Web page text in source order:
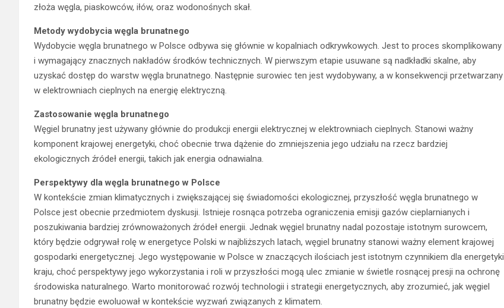
złoża węgla, piaskowców, iłów, oraz wodonośnych skał.
Metody wydobycia węgla brunatnego
Wydobycie węgla brunatnego w Polsce odbywa się głównie w kopalniach odkrywkowych. Jest to proces skomplikowany
i wymagający znacznych nakładów środków technicznych. W pierwszym etapie usuwane są nadkładki skalne, aby
uzyskać dostęp do warstw węgla brunatnego. Następnie surowiec ten jest wydobywany, a w konsekwencji przetwarzany
w elektrowniach cieplnych na energię elektryczną.
Zastosowanie węgla brunatnego
Węgiel brunatny jest używany głównie do produkcji energii elektrycznej w elektrowniach cieplnych. Stanowi ważny
komponent krajowej energetyki, choć obecnie trwa dążenie do zmniejszenia jego udziału na rzecz bardziej
ekologicznych źródeł energii, takich jak energia odnawialna.
Perspektywy dla węgla brunatnego w Polsce
W kontekście zmian klimatycznych i zwiększającej się świadomości ekologicznej, przyszłość węgla brunatnego w
Polsce jest obecnie przedmiotem dyskusji. Istnieje rosnąca potrzeba ograniczenia emisji gazów cieplarnianych i
poszukiwania bardziej zrównoważonych źródeł energii. Jednak węgiel brunatny nadal pozostaje istotnym surowcem,
który będzie odgrywał rolę w energetyce Polski w najbliższych latach, węgiel brunatny stanowi ważny element krajowej
gospodarki energetycznej. Jego występowanie w Polsce w znaczących ilościach jest istotnym czynnikiem dla energetyki
kraju, choć perspektywy jego wykorzystania i roli w przyszłości mogą ulec zmianie w świetle rosnącej presji na ochronę
środowiska naturalnego. Warto monitorować rozwój technologii i strategii energetycznych, aby zrozumieć, jak węgiel
brunatny będzie ewoluował w kontekście wyzwań związanych z klimatem.